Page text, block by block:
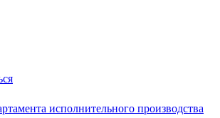
исполнительного производства